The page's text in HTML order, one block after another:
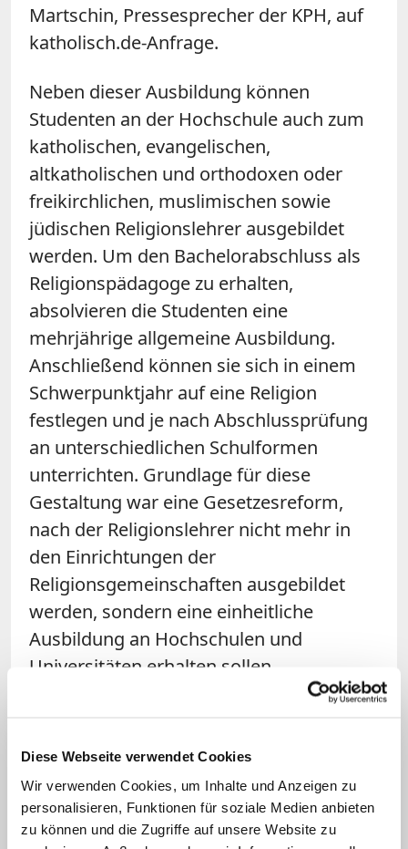
Diese Webseite verwendet Cookies
Wir verwenden Cookies, um Inhalte und Anzeigen zu
personalisieren, Funktionen für soziale Medien anbieten
zu können und die Zugriffe auf unsere Website zu
Martschin, Pressesprecher der KPH, auf
katholisch.de-Anfrage.
Neben dieser Ausbildung können
Studenten an der Hochschule auch zum
katholischen, evangelischen,
altkatholischen und orthodoxen oder
freikirchlichen, muslimischen sowie
jüdischen Religionslehrer ausgebildet
werden. Um den Bachelorabschluss als
Religionspädagoge zu erhalten,
absolvieren die Studenten eine
mehrjährige allgemeine Ausbildung.
Anschließend können sie sich in einem
Schwerpunktjahr auf eine Religion
festlegen und je nach Abschlussprüfung
an unterschiedlichen Schulformen
unterrichten. Grundlage für diese
Gestaltung war eine Gesetzesreform,
nach der Religionslehrer nicht mehr in
den Einrichtungen der
Religionsgemeinschaften ausgebildet
werden, sondern eine einheitliche
Ausbildung an Hochschulen und
Universitäten erhalten sollen.
Der Buddhismus ist in Österreich seit
1983 staatlich anerkannt, seit 1993 gibt